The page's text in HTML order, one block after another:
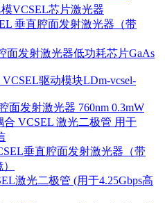
VCSEL芯片激光器
垂直腔面发射激光器（带
面发射激光器低功耗芯片GaAs
驱动模块LDm-vcsel-
面发射激光器 760nm 0.3mW
合 VCSEL 激光二极管 用于
垂直腔面发射激光器（带
激光二极管 (用于4.25Gbps高